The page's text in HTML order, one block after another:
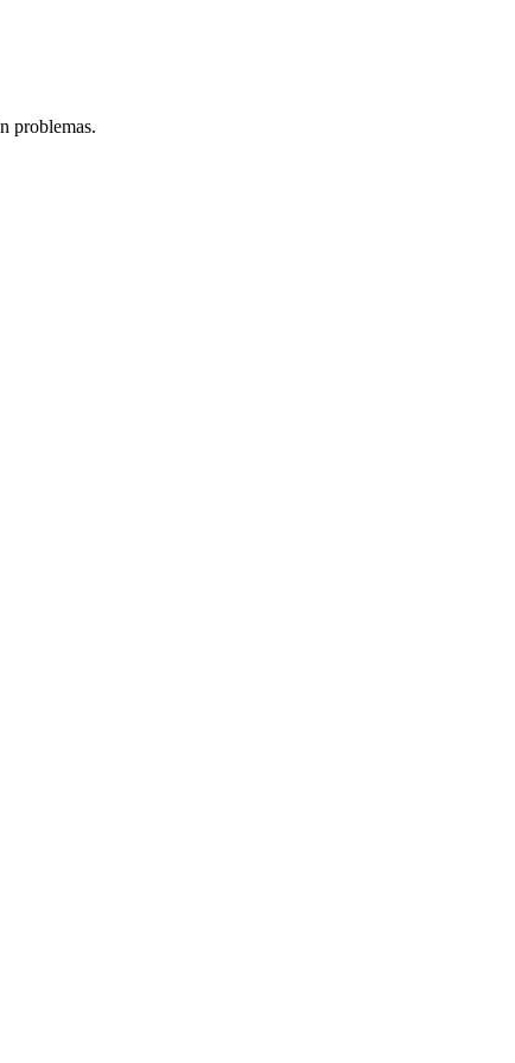
problemas.